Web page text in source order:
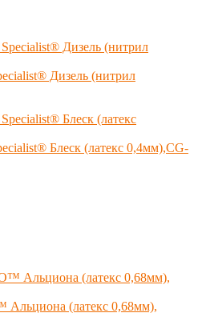
Дизель (нитрил
Блеск (латекс 0,4мм),CG-
(латекс 0,68мм),